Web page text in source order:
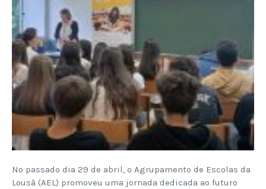
No passado dia 29 de abril, o Agrupamento de Escolas da
Lousã (AEL) promoveu uma jornada dedicada ao futuro